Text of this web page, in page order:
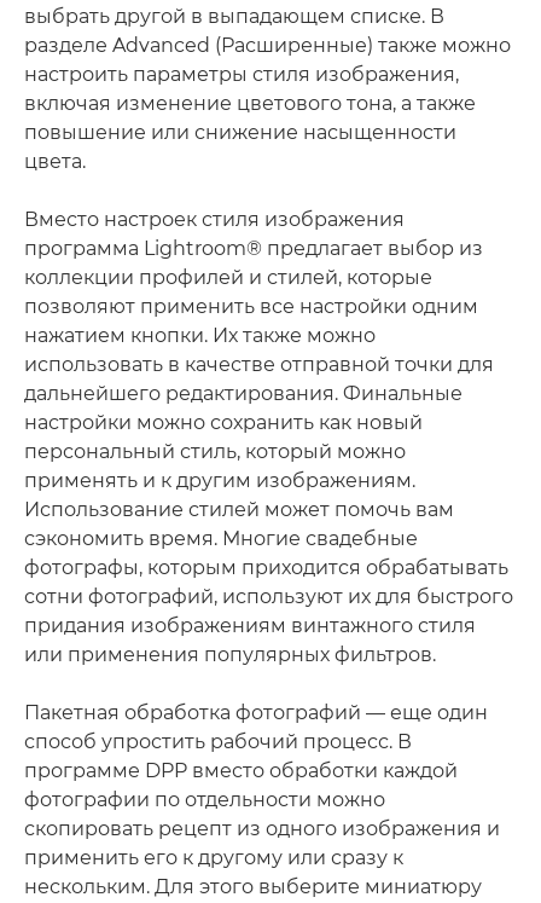
выбрать другой в выпадающем списке. В
разделе Advanced (Расширенные) также можно
настроить параметры стиля изображения,
включая изменение цветового тона, а также
повышение или снижение насыщенности
цвета.
Вместо настроек стиля изображения
программа Lightroom® предлагает выбор из
коллекции профилей и стилей, которые
позволяют применить все настройки одним
нажатием кнопки. Их также можно
использовать в качестве отправной точки для
дальнейшего редактирования. Финальные
настройки можно сохранить как новый
персональный стиль, который можно
применять и к другим изображениям.
Использование стилей может помочь вам
сэкономить время. Многие свадебные
фотографы, которым приходится обрабатывать
сотни фотографий, используют их для быстрого
придания изображениям винтажного стиля
или применения популярных фильтров.
Пакетная обработка фотографий — еще один
способ упростить рабочий процесс. В
программе DPP вместо обработки каждой
фотографии по отдельности можно
скопировать рецепт из одного изображения и
применить его к другому или сразу к
нескольким. Для этого выберите миниатюру